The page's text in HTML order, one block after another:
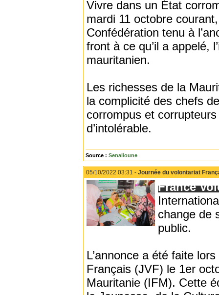
Vivre dans un État
mardi 11 octobre
Confédération tenu à
front à ce qu’il a appelé,
mauritanien.
Les richesses de la
la complicité des chefs
corrompus et
d’intolérable.
Source : Senalioune
05/10/2022 03:31 - Journée du volontariat
France
change de
public.
L’annonce a été faite
Français (JVF) le 1er
Mauritanie (IFM). Cette